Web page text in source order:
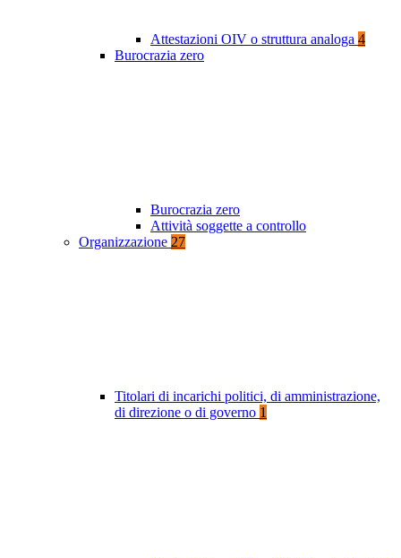
Attestazioni OIV o struttura analoga 4
Burocrazia zero
Burocrazia zero
Attività soggette a controllo
Organizzazione 27
Titolari di incarichi politici, di amministrazione,
di direzione o di governo 1